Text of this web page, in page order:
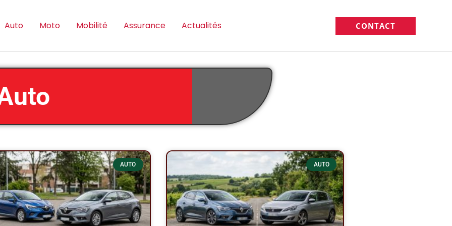
Auto Moto Mobilité Assurance Actualités CONTACT
AUTO AUTO
PagePagePagePagePage